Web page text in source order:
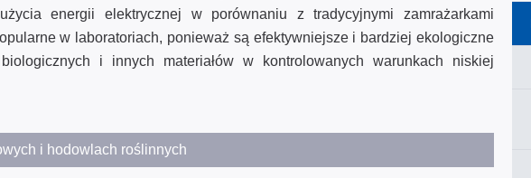
energii elektrycznej w porównaniu z tradycyjnymi zamrażarkami
w laboratoriach, ponieważ są efektywniejsze i bardziej ekologiczne
i innych materiałów w kontrolowanych warunkach niskiej
i hodowlach roślinnych